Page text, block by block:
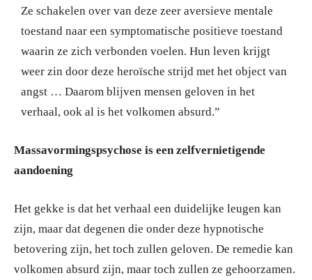
Ze schakelen over van deze zeer aversieve mentale
toestand naar een symptomatische positieve toestand
waarin ze zich verbonden voelen. Hun leven krijgt
weer zin door deze heroïsche strijd met het object van
angst … Daarom blijven mensen geloven in het
verhaal, ook al is het volkomen absurd.”
Massavormingspsychose is een zelfvernietigende
aandoening
Het gekke is dat het verhaal een duidelijke leugen kan
zijn, maar dat degenen die onder deze hypnotische
betovering zijn, het toch zullen geloven. De remedie kan
volkomen absurd zijn, maar toch zullen ze gehoorzamen.